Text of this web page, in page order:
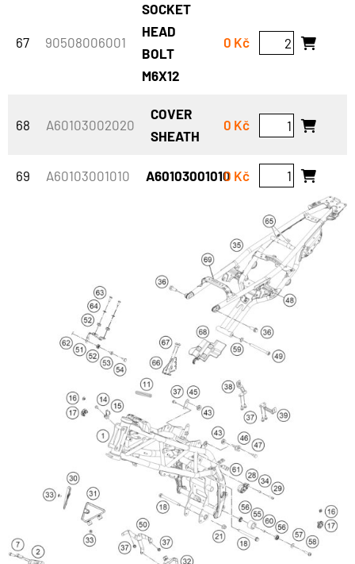
67 90508006001
SOCKET
HEAD
BOLT
M6X12
0 Kč
68 A60103002020
COVER
SHEATH
0 Kč
69 A60103001010 A601030010100 Kč